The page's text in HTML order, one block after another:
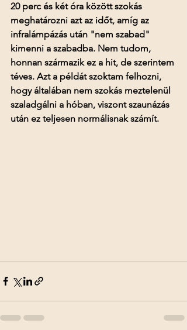
20 perc és két óra között szokás
meghatározni azt az időt, amíg az
infralámpázás után "nem szabad"
kimenni a szabadba. Nem tudom,
honnan származik ez a hit, de szerintem
téves. Azt a példát szoktam felhozni,
hogy általában nem szokás meztelenül
szaladgálni a hóban, viszont szaunázás
után ez teljesen normálisnak számít.